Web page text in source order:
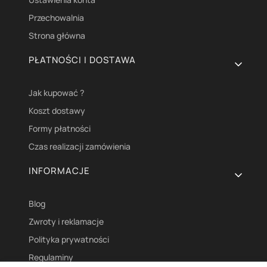
Przechowalnia
Strona główna
PŁATNOŚCI I DOSTAWA
Jak kupować ?
Koszt dostawy
Formy płatności
Czas realizacji zamówienia
INFORMACJE
Blog
Zwroty i reklamacje
Polityka prywatności
Regulaminy